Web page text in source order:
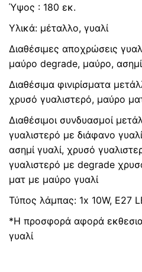
Ύψος : 180 εκ.
Υλικά: μέταλλο, γυαλί
Διαθέσιμες αποχρώσεις
μαύρο degrade, μαύρο,
Διαθέσιμα φινιρίσματα
χρυσό γυαλιστερό, μαύρο
Διαθέσιμοι συνδυασμοί
γυαλιστερό με διάφανο
ασημί γυαλί, χρυσό
γυαλιστερό με degrade
ματ με μαύρο γυαλί
Τύπος λάμπας: 1x 10W, E27
*Η προσφορά αφορά
γυαλί